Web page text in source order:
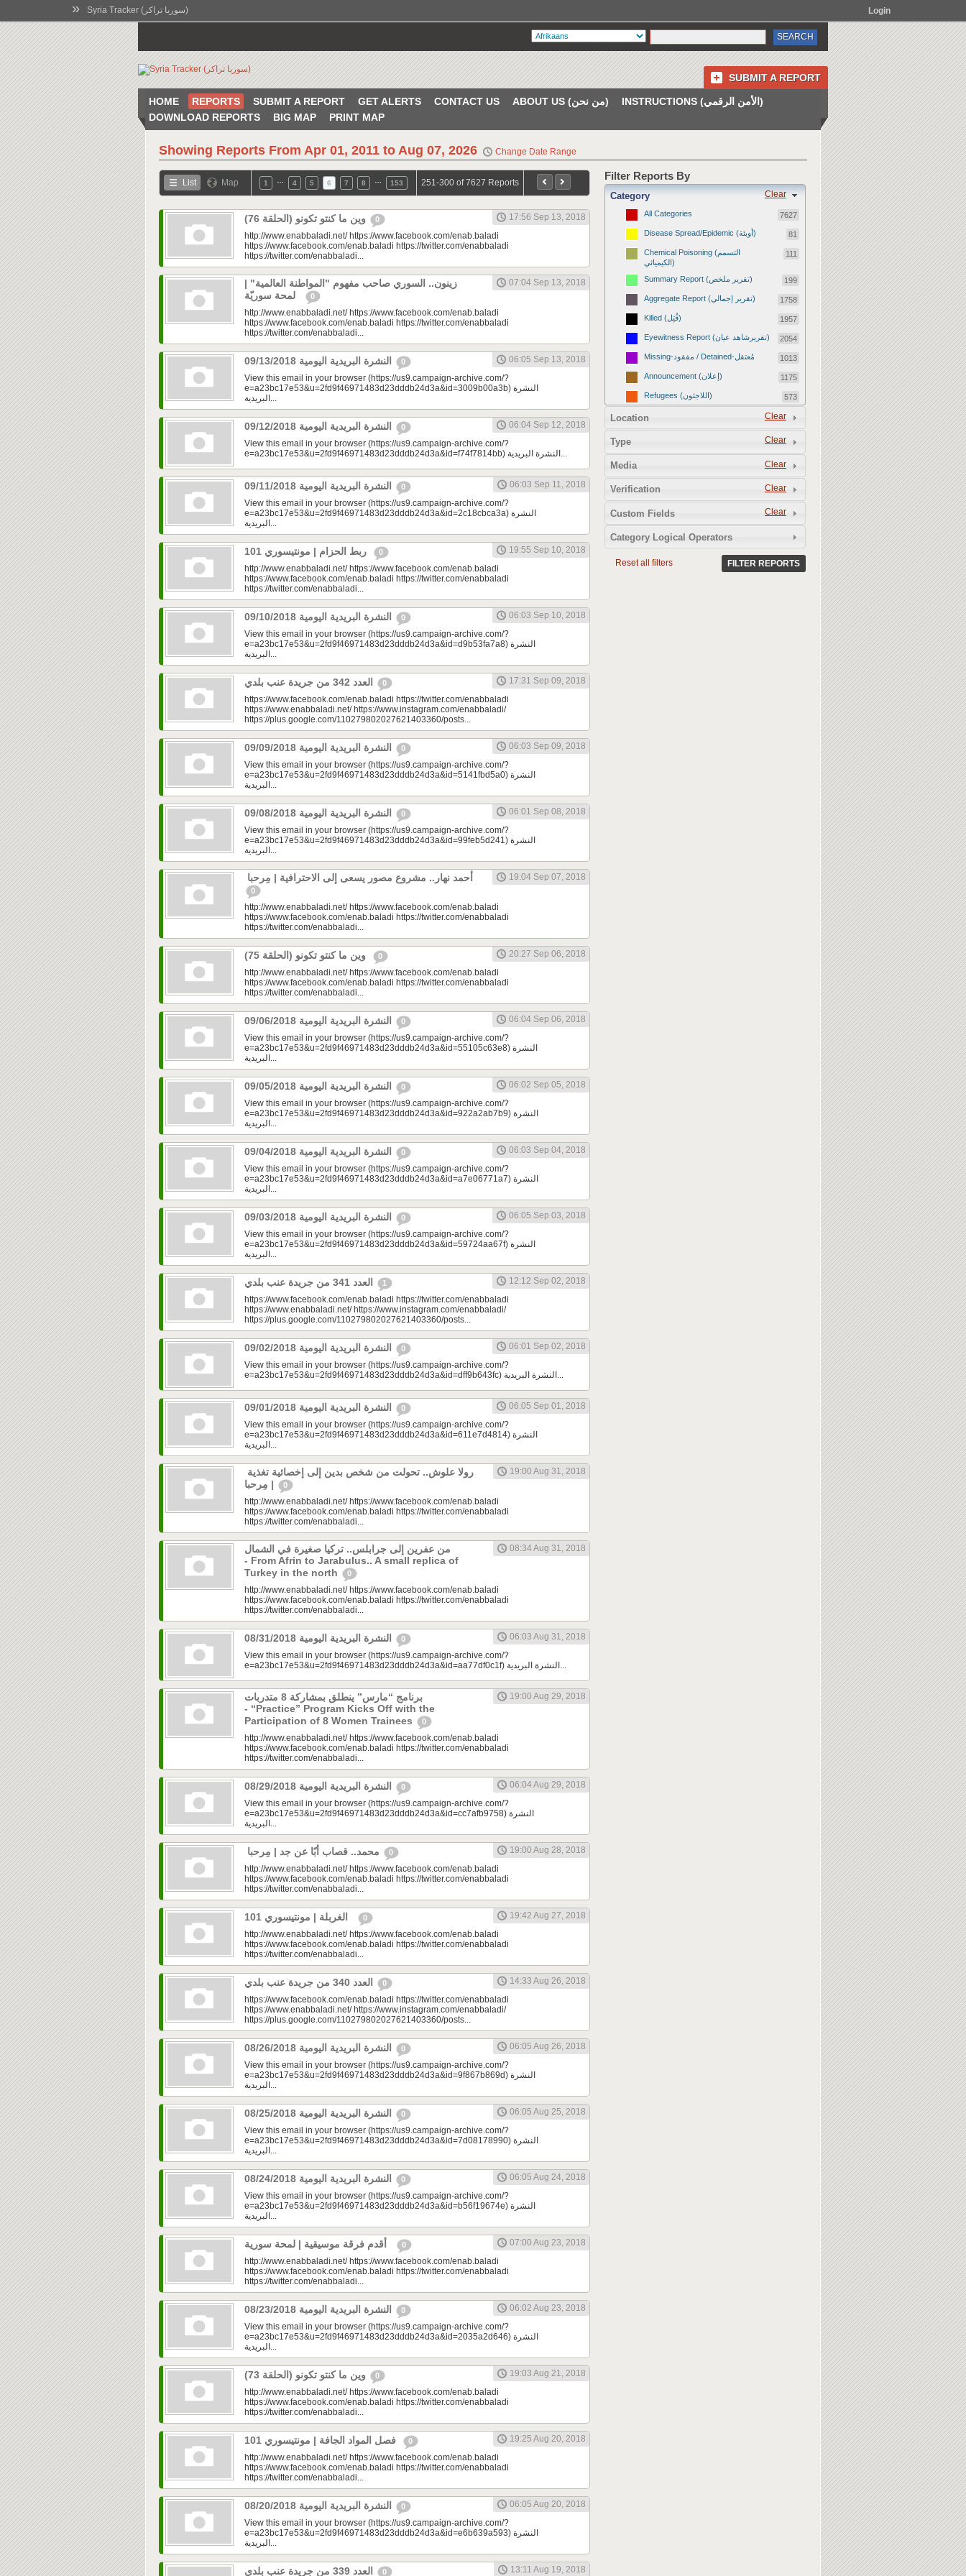
» Syria Tracker (سوريا تراكر) Login
SUBMIT A REPORT
HOME REPORTS SUBMIT A REPORT GET ALERTS CONTACT US ABOUT US (من نحن)
INSTRUCTIONS (الأمن الرقمي)
DOWNLOAD REPORTS
BIG MAP PRINT MAP
Showing Reports From Apr 01, 2011 to Aug 07, 2026 Change Date Range
List Map 1 4 5 6 7 8 153 251-300 of 7627 Reports
0
17:56 Sep 13, 2018
http://www.enabbaladi.net/ https://www.facebook.com/enab.baladi
https://www.facebook.com/enab.baladi https://twitter.com/enabbaladi
https://twitter.com/enabbaladi...
زينون.. السوري صاحب مفهوم "المواطنة العالمية" |
0
07:04 Sep 13, 2018
http://www.enabbaladi.net/ https://www.facebook.com/enab.baladi
https://www.facebook.com/enab.baladi https://twitter.com/enabbaladi
https://twitter.com/enabbaladi...
0
06:05 Sep 13, 2018
View this email in your browser (https://us9.campaign-archive.com/?
e=a23bc17e53&u=2fd9f46971483d23dddb24d3a&id=3009b00a3b) النشرة
البريدية...
0
06:04 Sep 12, 2018
View this email in your browser (https://us9.campaign-archive.com/?
e=a23bc17e53&u=2fd9f46971483d23dddb24d3a&id=f74f7814bb) النشرة البريدية...
0
06:03 Sep 11, 2018
View this email in your browser (https://us9.campaign-archive.com/?
e=a23bc17e53&u=2fd9f46971483d23dddb24d3a&id=2c18cbca3a) النشرة
البريدية...
0
19:55 Sep 10, 2018
http://www.enabbaladi.net/ https://www.facebook.com/enab.baladi
https://www.facebook.com/enab.baladi https://twitter.com/enabbaladi
https://twitter.com/enabbaladi...
0
06:03 Sep 10, 2018
View this email in your browser (https://us9.campaign-archive.com/?
e=a23bc17e53&u=2fd9f46971483d23dddb24d3a&id=d9b53fa7a8) النشرة
البريدية...
0
17:31 Sep 09, 2018
https://www.facebook.com/enab.baladi https://twitter.com/enabbaladi
https://www.enabbaladi.net/ https://www.instagram.com/enabbaladi/
https://plus.google.com/110279802027621403360/posts...
0
06:03 Sep 09, 2018
View this email in your browser (https://us9.campaign-archive.com/?
e=a23bc17e53&u=2fd9f46971483d23dddb24d3a&id=5141fbd5a0) النشرة
البريدية...
0
06:01 Sep 08, 2018
View this email in your browser (https://us9.campaign-archive.com/?
e=a23bc17e53&u=2fd9f46971483d23dddb24d3a&id=99feb5d241) النشرة
البريدية...
أحمد نهار.. مشروع مصور يسعى إلى الاحترافية | مِرحبا
0
19:04 Sep 07, 2018
http://www.enabbaladi.net/ https://www.facebook.com/enab.baladi
https://www.facebook.com/enab.baladi https://twitter.com/enabbaladi
https://twitter.com/enabbaladi...
0
20:27 Sep 06, 2018
http://www.enabbaladi.net/ https://www.facebook.com/enab.baladi
https://www.facebook.com/enab.baladi https://twitter.com/enabbaladi
https://twitter.com/enabbaladi...
0
06:04 Sep 06, 2018
View this email in your browser (https://us9.campaign-archive.com/?
e=a23bc17e53&u=2fd9f46971483d23dddb24d3a&id=55105c63e8) النشرة
البريدية...
0
06:02 Sep 05, 2018
View this email in your browser (https://us9.campaign-archive.com/?
e=a23bc17e53&u=2fd9f46971483d23dddb24d3a&id=922a2ab7b9) النشرة
البريدية...
0
06:03 Sep 04, 2018
View this email in your browser (https://us9.campaign-archive.com/?
e=a23bc17e53&u=2fd9f46971483d23dddb24d3a&id=a7e06771a7) النشرة
البريدية...
0
06:05 Sep 03, 2018
View this email in your browser (https://us9.campaign-archive.com/?
e=a23bc17e53&u=2fd9f46971483d23dddb24d3a&id=59724aa67f) النشرة
البريدية...
1
12:12 Sep 02, 2018
https://www.facebook.com/enab.baladi https://twitter.com/enabbaladi
https://www.enabbaladi.net/ https://www.instagram.com/enabbaladi/
https://plus.google.com/110279802027621403360/posts...
0
06:01 Sep 02, 2018
View this email in your browser (https://us9.campaign-archive.com/?
e=a23bc17e53&u=2fd9f46971483d23dddb24d3a&id=dff9b643fc) النشرة البريدية...
0
06:05 Sep 01, 2018
View this email in your browser (https://us9.campaign-archive.com/?
e=a23bc17e53&u=2fd9f46971483d23dddb24d3a&id=611e7d4814) النشرة
البريدية...
0
19:00 Aug 31, 2018
http://www.enabbaladi.net/ https://www.facebook.com/enab.baladi
https://www.facebook.com/enab.baladi https://twitter.com/enabbaladi
https://twitter.com/enabbaladi...
من عفرين إلى جرابلس.. تركيا صغيرة في الشمال
- From Afrin to Jarabulus.. A small replica of
Turkey in the north
0
08:34 Aug 31, 2018
http://www.enabbaladi.net/ https://www.facebook.com/enab.baladi
https://www.facebook.com/enab.baladi https://twitter.com/enabbaladi
https://twitter.com/enabbaladi...
0
06:03 Aug 31, 2018
View this email in your browser (https://us9.campaign-archive.com/?
e=a23bc17e53&u=2fd9f46971483d23dddb24d3a&id=aa77df0c1f) النشرة البريدية...
برنامج “مارس” ينطلق بمشاركة 8 متدربات
- “Practice” Program Kicks Off with the
Participation of 8 Women Trainees
0
19:00 Aug 29, 2018
http://www.enabbaladi.net/ https://www.facebook.com/enab.baladi
https://www.facebook.com/enab.baladi https://twitter.com/enabbaladi
https://twitter.com/enabbaladi...
0
06:04 Aug 29, 2018
View this email in your browser (https://us9.campaign-archive.com/?
e=a23bc17e53&u=2fd9f46971483d23dddb24d3a&id=cc7afb9758) النشرة
البريدية...
0
19:00 Aug 28, 2018
http://www.enabbaladi.net/ https://www.facebook.com/enab.baladi
https://www.facebook.com/enab.baladi https://twitter.com/enabbaladi
https://twitter.com/enabbaladi...
0
19:42 Aug 27, 2018
http://www.enabbaladi.net/ https://www.facebook.com/enab.baladi
https://www.facebook.com/enab.baladi https://twitter.com/enabbaladi
https://twitter.com/enabbaladi...
0
14:33 Aug 26, 2018
https://www.facebook.com/enab.baladi https://twitter.com/enabbaladi
https://www.enabbaladi.net/ https://www.instagram.com/enabbaladi/
https://plus.google.com/110279802027621403360/posts...
0
06:05 Aug 26, 2018
View this email in your browser (https://us9.campaign-archive.com/?
e=a23bc17e53&u=2fd9f46971483d23dddb24d3a&id=9f867b869d) النشرة
البريدية...
0
06:05 Aug 25, 2018
View this email in your browser (https://us9.campaign-archive.com/?
e=a23bc17e53&u=2fd9f46971483d23dddb24d3a&id=7d08178990) النشرة
البريدية...
0
06:05 Aug 24, 2018
View this email in your browser (https://us9.campaign-archive.com/?
e=a23bc17e53&u=2fd9f46971483d23dddb24d3a&id=b56f19674e) النشرة
البريدية...
0
07:00 Aug 23, 2018
http://www.enabbaladi.net/ https://www.facebook.com/enab.baladi
https://www.facebook.com/enab.baladi https://twitter.com/enabbaladi
https://twitter.com/enabbaladi...
0
06:02 Aug 23, 2018
View this email in your browser (https://us9.campaign-archive.com/?
e=a23bc17e53&u=2fd9f46971483d23dddb24d3a&id=2035a2d646) النشرة
البريدية...
0
19:03 Aug 21, 2018
http://www.enabbaladi.net/ https://www.facebook.com/enab.baladi
https://www.facebook.com/enab.baladi https://twitter.com/enabbaladi
https://twitter.com/enabbaladi...
0
19:25 Aug 20, 2018
http://www.enabbaladi.net/ https://www.facebook.com/enab.baladi
https://www.facebook.com/enab.baladi https://twitter.com/enabbaladi
https://twitter.com/enabbaladi...
0
06:05 Aug 20, 2018
View this email in your browser (https://us9.campaign-archive.com/?
e=a23bc17e53&u=2fd9f46971483d23dddb24d3a&id=e6b639a593) النشرة
البريدية...
0 13:11 Aug 19, 2018
Filter Reports By
Clear
Category
All Categories 7627
Disease Spread/Epidemic (أوبئة) 81
Chemical Poisoning (التسمم
الكيميائي)
111
Summary Report (تقرير ملخص) 199
Aggregate Report (تقرير إجمالي) 1758
Killed (قُتِل) 1957
Eyewitness Report (تقريرشاهد عيان) 2054
Missing-مفقود / Detained-مُعتقل 1013
Announcement (إعلان) 1175
Refugees (اللاجئون) 573
1672
Revenge Killings (القتل بدافع الانتقام) 11
2
13
Clear
Location
Clear
Type
Clear
Media
Clear
Verification
Clear
Custom Fields
Category Logical Operators
Reset all filters FILTER REPORTS